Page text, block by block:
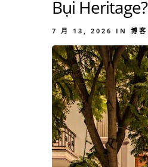
Bụi Heritage?
7 月 13, 2026 IN 博客